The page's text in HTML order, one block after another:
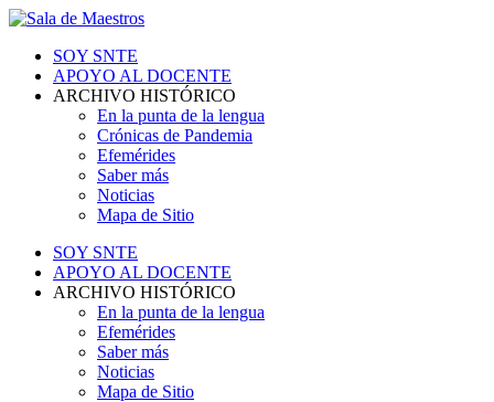
SOY SNTE
APOYO AL DOCENTE
ARCHIVO HISTÓRICO
En la punta de la lengua
Crónicas de Pandemia
Efemérides
Saber más
Noticias
Mapa de Sitio
SOY SNTE
APOYO AL DOCENTE
ARCHIVO HISTÓRICO
En la punta de la lengua
Efemérides
Saber más
Noticias
Mapa de Sitio